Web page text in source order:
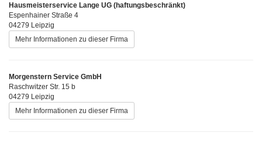
Hausmeisterservice Lange UG (haftungsbeschränkt)
Espenhainer Straße 4
04279 Leipzig
Mehr Informationen zu dieser Firma
Morgenstern Service GmbH
Raschwitzer Str. 15 b
04279 Leipzig
Mehr Informationen zu dieser Firma